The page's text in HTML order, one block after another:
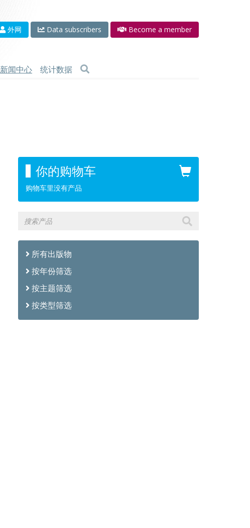
外网 Data subscribers Become a member
新闻中心 统计数据
你的购物车
购物车里没有产品
所有出版物
按年份筛选
按主题筛选
按类型筛选